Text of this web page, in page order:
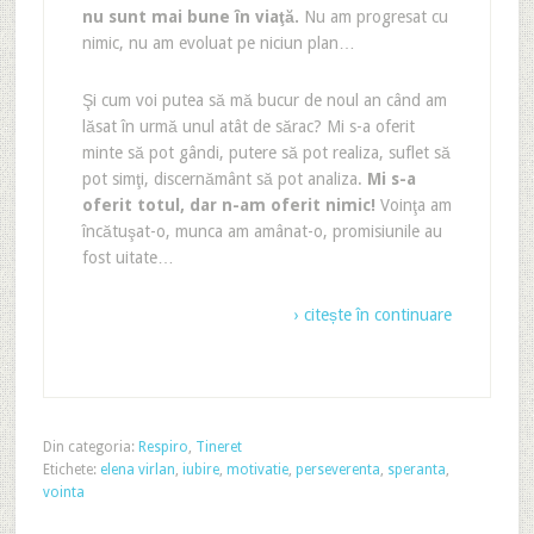
nu sunt mai bune în viaţă. Nu am progresat cu
nimic, nu am evoluat pe niciun plan…
Şi cum voi putea să mă bucur de noul an când am
lăsat în urmă unul atât de sărac? Mi s-a oferit
minte să pot gândi, putere să pot realiza, suflet să
pot simţi, discernământ să pot analiza. Mi s-a
oferit totul, dar n-am oferit nimic! Voinţa am
încătuşat-o, munca am amânat-o, promisiunile au
fost uitate…
› citește în continuare
Din categoria: Respiro, Tineret
Etichete: elena virlan, iubire, motivatie, perseverenta, speranta,
vointa
A